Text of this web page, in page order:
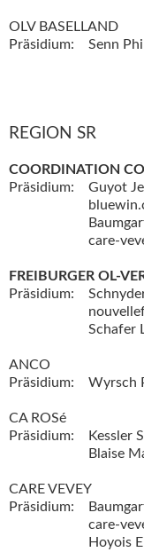
OLV BASELLAND
Präsidium:
Senn
REGION SR
COORDINATION
Präsidium:
Guyot
care-
FREIBURGER OL-
Präsidium:
Schafer
ANCO
Präsidium:
Wyrsch
CA ROSé
Präsidium:
Kessler
Blaise
CARE VEVEY
Präsidium:
care-
Hoyois